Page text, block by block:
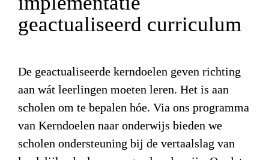
geactualiseerd curriculum
De geactualiseerde kerndoelen geven richting
aan wát leerlingen moeten leren. Het is aan
scholen om te bepalen hóe. Via ons programma
van Kerndoelen naar onderwijs bieden we
scholen ondersteuning bij de vertaalslag van